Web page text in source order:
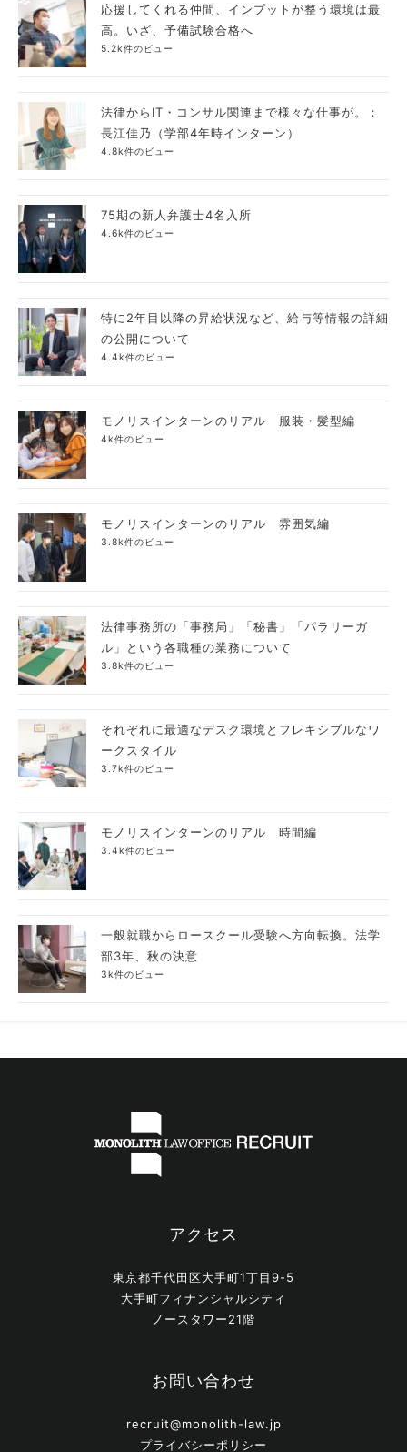
応援してくれる仲間、インプットが整う環境は最
高。いざ、予備試験合格へ
5.2k件のビュー
法律からIT・コンサル関連まで様々な仕事が。：
長江佳乃（学部4年時インターン）
4.8k件のビュー
75期の新人弁護士4名入所
4.6k件のビュー
特に2年目以降の昇給状況など、給与等情報の詳細
の公開について
4.4k件のビュー
モノリスインターンのリアル 服装・髪型編
4k件のビュー
モノリスインターンのリアル 雰囲気編
3.8k件のビュー
法律事務所の「事務局」「秘書」「パラリーガ
ル」という各職種の業務について
3.8k件のビュー
それぞれに最適なデスク環境とフレキシブルなワ
ークスタイル
3.7k件のビュー
モノリスインターンのリアル 時間編
3.4k件のビュー
一般就職からロースクール受験へ方向転換。法学
部3年、秋の決意
3k件のビュー
アクセス
東京都千代田区大手町1丁目9-5
大手町フィナンシャルシティ
ノースタワー21階
お問い合わせ
recruit@monolith-law.jp
プライバシーポリシー